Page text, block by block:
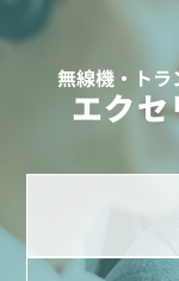
無線機・ト
エク